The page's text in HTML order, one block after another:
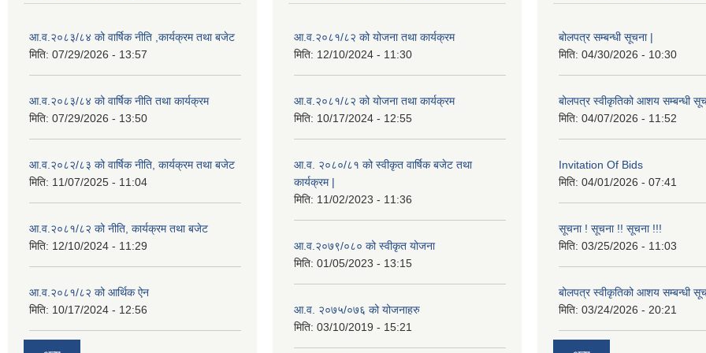
आ.व.२०८३/८४ को वार्षिक नीति ,कार्यक्रम तथा बजेट
मिति: 07/29/2026 - 13:57
आ.व.२०८३/८४ को वार्षिक नीति तथा कार्यक्रम
मिति: 07/29/2026 - 13:50
आ.व.२०८२/८३ को वार्षिक नीति, कार्यक्रम तथा बजेट
मिति: 11/07/2025 - 11:04
आ.व.२०८१/८२ को नीति, कार्यक्रम तथा बजेट
मिति: 12/10/2024 - 11:29
आ.व.२०८१/८२ को आर्थिक ऐन
मिति: 10/17/2024 - 12:56
आ.व.२०८१/८२ को योजना तथा कार्यक्रम
मिति: 12/10/2024 - 11:30
आ.व.२०८१/८२ को योजना तथा कार्यक्रम
मिति: 10/17/2024 - 12:55
आ.व. २०८०/८१ को स्वीकृत वार्षिक बजेट तथा
कार्यक्रम |
मिति: 11/02/2023 - 11:36
आ.व.२०७९/०८० को स्वीकृत योजना
मिति: 01/05/2023 - 13:15
आ.व. २०७५/०७६ को योजनाहरु
मिति: 03/10/2019 - 15:21
बोलपत्र सम्बन्धी सूचना |
मिति: 04/30/2026 - 10:30
बोलपत्र स्वीकृतिको आशय सम्बन्धी
मिति: 04/07/2026 - 11:52
Invitation Of Bids
मिति: 04/01/2026 - 07:41
सूचना ! सूचना !! सूचना !!!
मिति: 03/25/2026 - 11:03
बोलपत्र स्वीकृतिको आशय सम्बन्धी
मिति: 03/24/2026 - 20:21